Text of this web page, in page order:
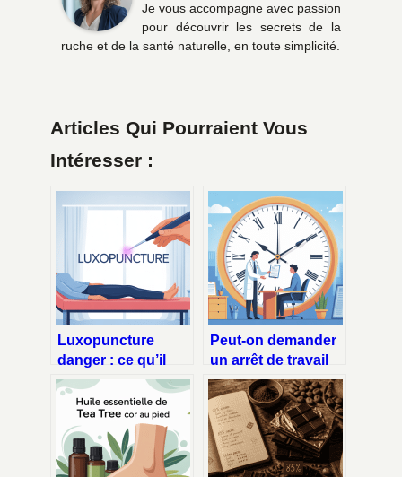
Je vous accompagne avec passion
pour découvrir les secrets de la
ruche et de la santé naturelle, en toute simplicité.
Articles Qui Pourraient Vous
Intéresser :
Luxopuncture
danger : ce qu’il
faut vraiment savoir
avant de se lancer
Peut-on demander
un arrêt de travail
pour le lendemain :
ce qu’il faut savoir